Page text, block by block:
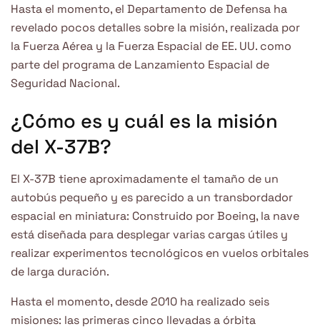
Hasta el momento, el Departamento de Defensa ha
revelado pocos detalles sobre la misión, realizada por
la Fuerza Aérea y la Fuerza Espacial de EE. UU. como
parte del programa de Lanzamiento Espacial de
Seguridad Nacional.
¿Cómo es y cuál es la misión
del X-37B?
El X-37B tiene aproximadamente el tamaño de un
autobús pequeño y es parecido a un transbordador
espacial en miniatura: Construido por Boeing, la nave
está diseñada para desplegar varias cargas útiles y
realizar experimentos tecnológicos en vuelos orbitales
de larga duración.
Hasta el momento, desde 2010 ha realizado seis
misiones: las primeras cinco llevadas a órbita